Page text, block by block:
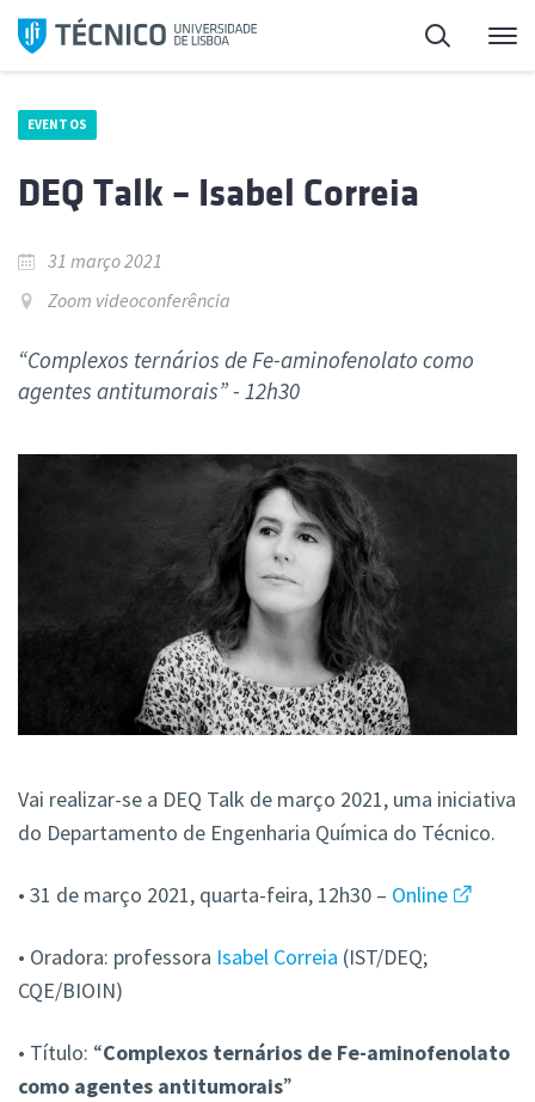
Saltar
para
Pesquisa
EVENTOS
DEQ Talk – Isabel Correia
31 março 2021
Zoom videoconferência
“Complexos ternários de Fe-aminofenolato como
agentes antitumorais” - 12h30
Vai realizar-se a DEQ Talk de março 2021, uma iniciativa
do Departamento de Engenharia Química do Técnico.
• 31 de março 2021, quarta-feira, 12h30 – Online
• Oradora: professora Isabel Correia (IST/DEQ;
CQE/BIOIN)
• Título: “Complexos ternários de Fe-aminofenolato
como agentes antitumorais”